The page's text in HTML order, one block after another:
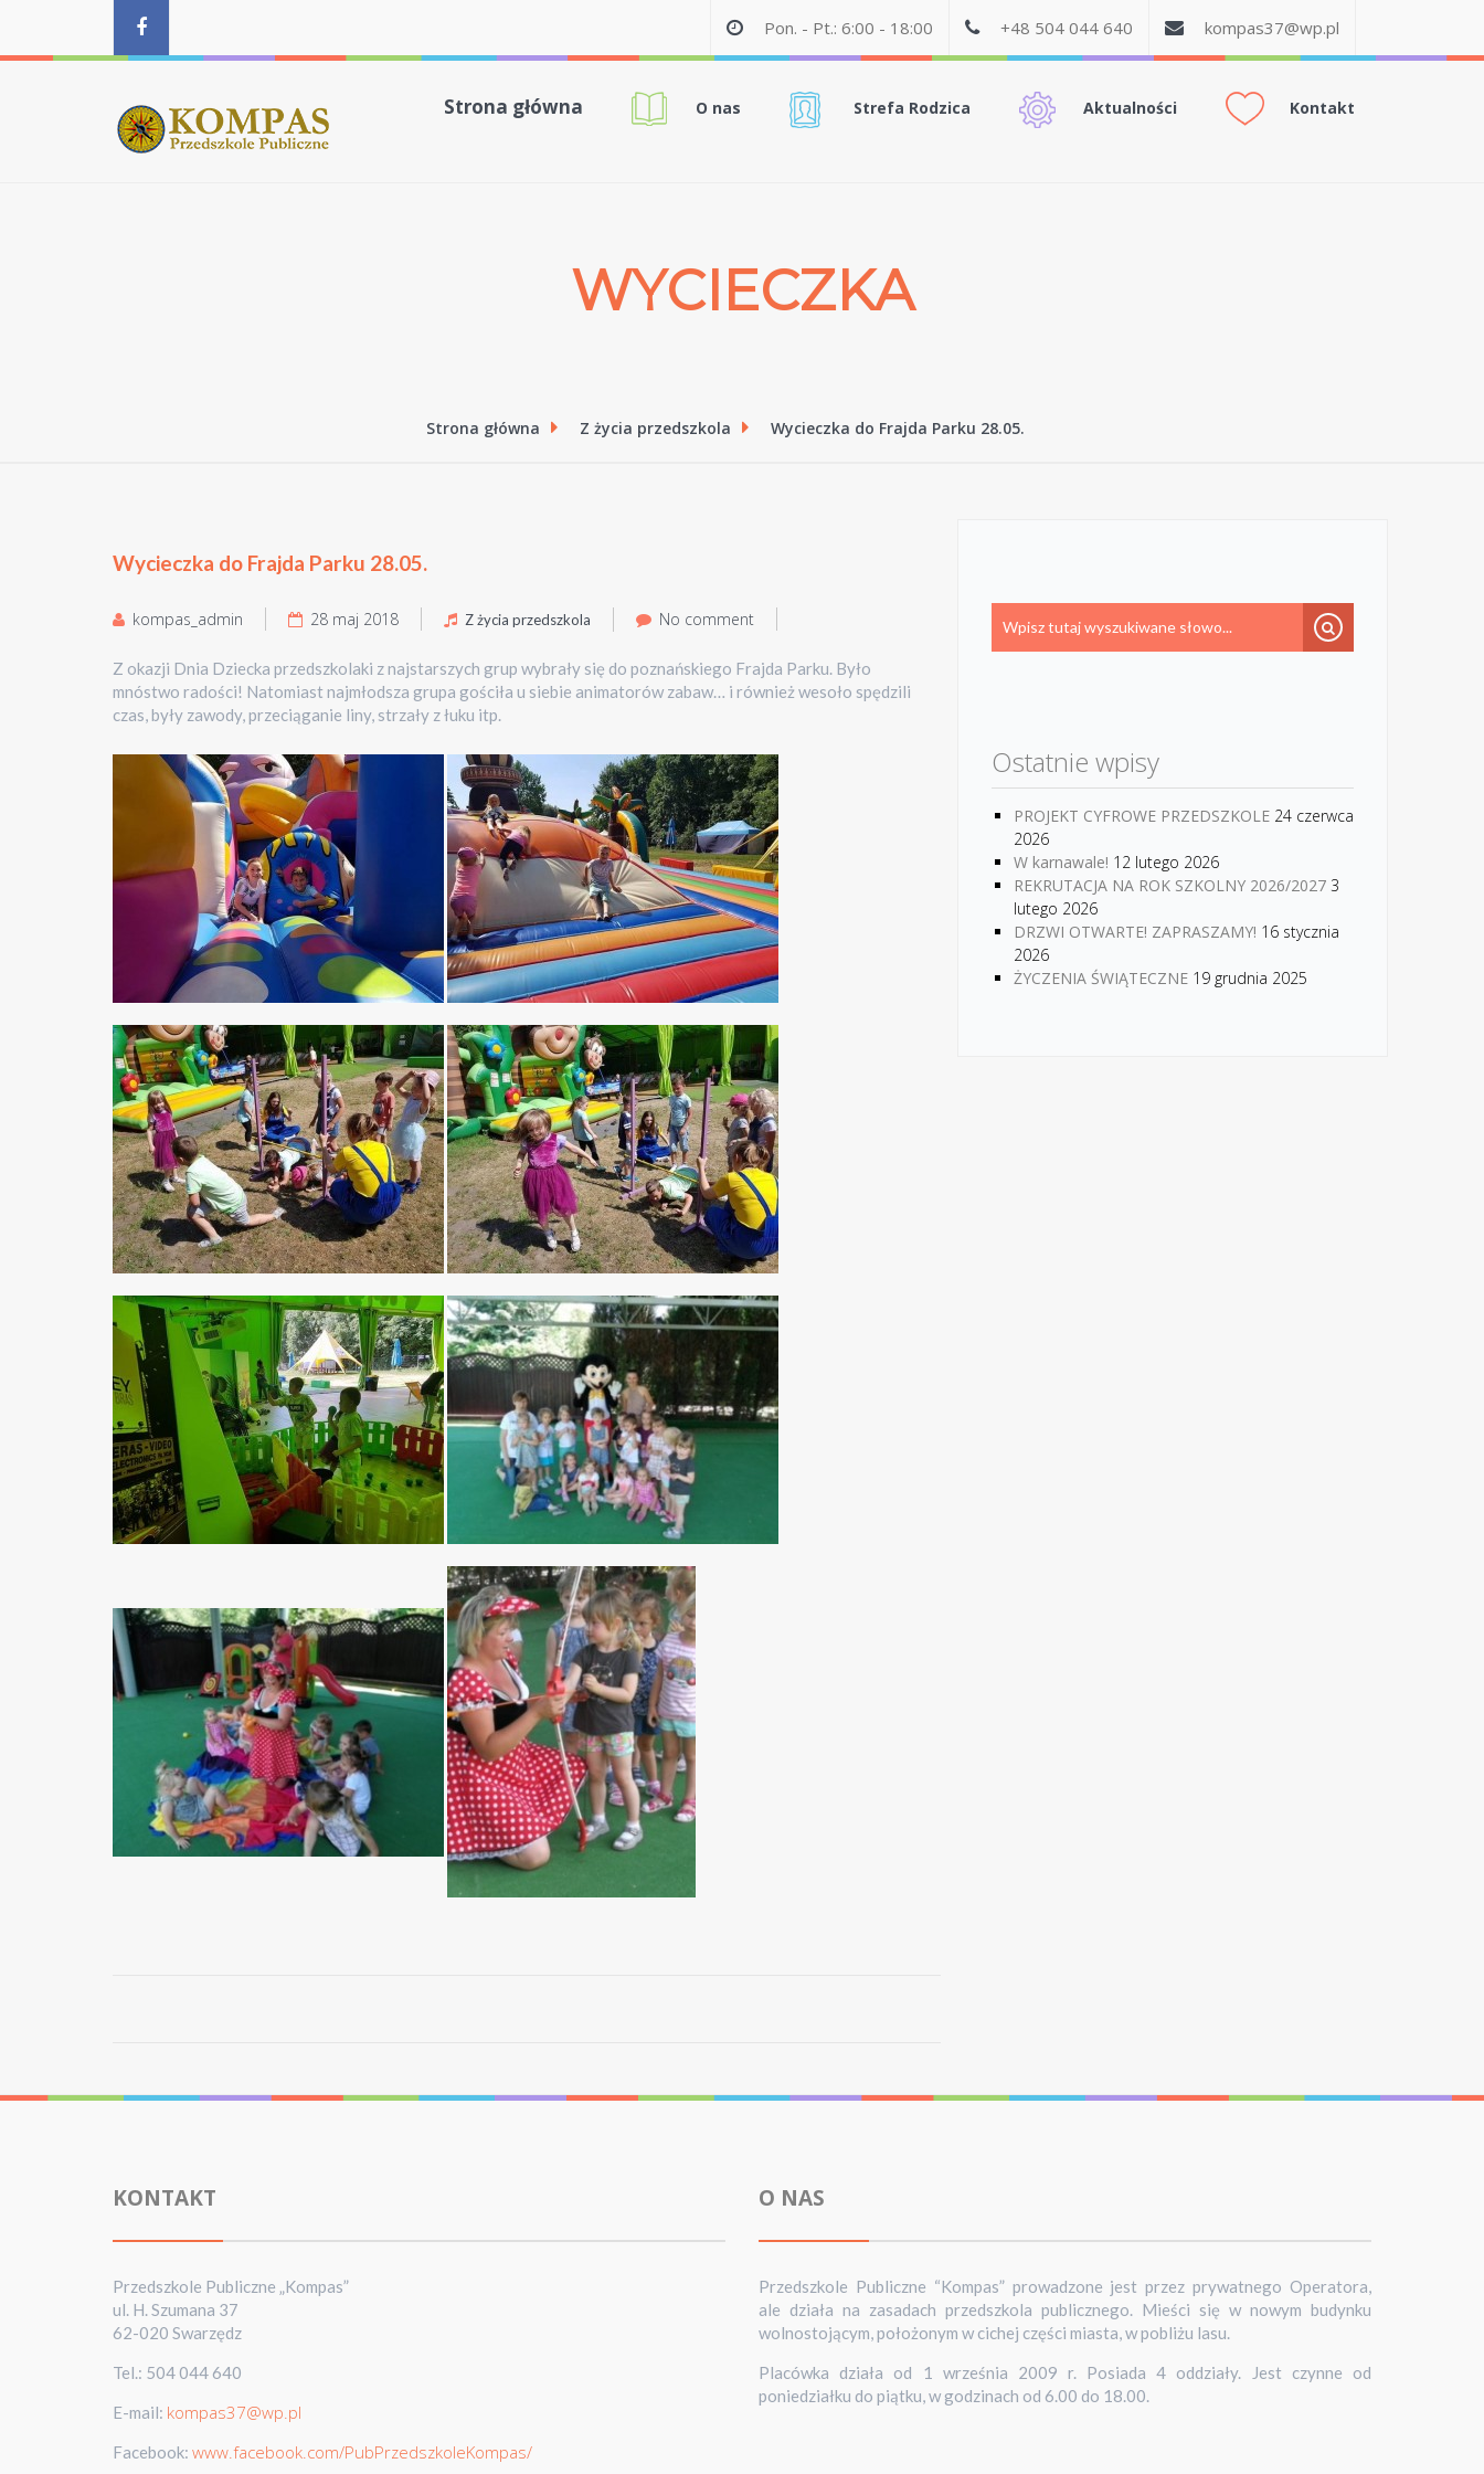
Pon. - Pt.: 6:00 - 18:00 +48 504 044 640 kompas37@wp.pl
Strona główna O nas Strefa Rodzica Aktualności Kontakt
WYCIECZKA
Strona główna Z życia przedszkola Wycieczka do Frajda Parku 28.05.
Wycieczka do Frajda Parku 28.05.
kompas_admin 28 maj 2018 Z życia przedszkola No comment
Z okazji Dnia Dziecka przedszkolaki z najstarszych grup wybrały się do poznańskiego Frajda Parku. Było
mnóstwo radości! Natomiast najmłodsza grupa gościła u siebie animatorów zabaw… i również wesoło spędzili
czas, były zawody, przeciąganie liny, strzały z łuku itp.
Ostatnie wpisy
PROJEKT CYFROWE PRZEDSZKOLE 24 czerwca
2026
W karnawale! 12 lutego 2026
REKRUTACJA NA ROK SZKOLNY 2026/2027 3
lutego 2026
DRZWI OTWARTE! ZAPRASZAMY! 16 stycznia
2026
ŻYCZENIA ŚWIĄTECZNE 19 grudnia 2025
KONTAKT
Przedszkole Publiczne „Kompas”
ul. H. Szumana 37
62-020 Swarzędz
Tel.: 504 044 640
E-mail: kompas37@wp.pl
Facebook: www.facebook.com/PubPrzedszkoleKompas/
O NAS
Przedszkole Publiczne “Kompas” prowadzone jest przez prywatnego Operatora,
ale działa na zasadach przedszkola publicznego. Mieści się w nowym budynku
wolnostojącym, położonym w cichej części miasta, w pobliżu lasu.
Placówka działa od 1 września 2009 r. Posiada 4 oddziały. Jest czynne od
poniedziałku do piątku, w godzinach od 6.00 do 18.00.